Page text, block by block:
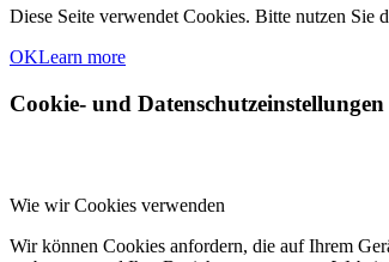
Diese Seite verwendet Cookies. Bitte nutzen Sie
OKLearn more
Cookie- und Datenschutzeinstellungen
Wie wir Cookies verwenden
Wir können Cookies anfordern, die auf Ihrem